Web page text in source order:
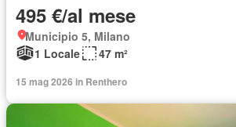
495 €/al mese
Municipio 5, Milano
1 Locale
47 m²
15 mag 2026 in Renthero